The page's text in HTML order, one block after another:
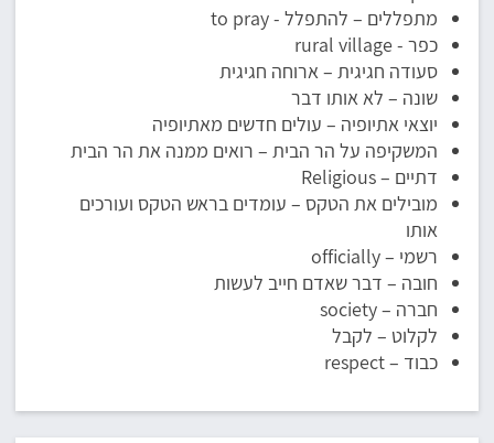
מתפללים – להתפלל - to pray
כפר - rural village
סעודה חגיגית – ארוחה חגיגית
שונה – לא אותו דבר
יוצאי אתיופיה – עולים חדשים מאתיופיה
המשקיפה על הר הבית – רואים ממנה את הר הבית
דתיים – Religious
מובילים את הטקס – עומדים בראש הטקס ועורכים
אותו
רשמי – officially
חובה – דבר שאדם חייב לעשות
חברה – society
לקלוט – לקבל
כבוד – respect